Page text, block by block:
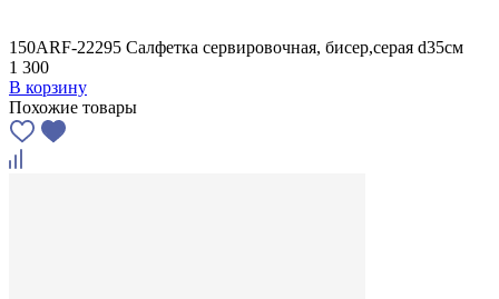
150ARF-22295 Салфетка сервировочная, бисер,серая d35см
1 300
В корзину
Похожие товары